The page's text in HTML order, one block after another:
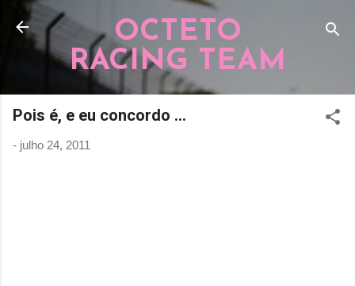
Pular para o conteúdo principal
OCTETO
RACING TEAM
Pois é, e eu concordo ...
- julho 24, 2011